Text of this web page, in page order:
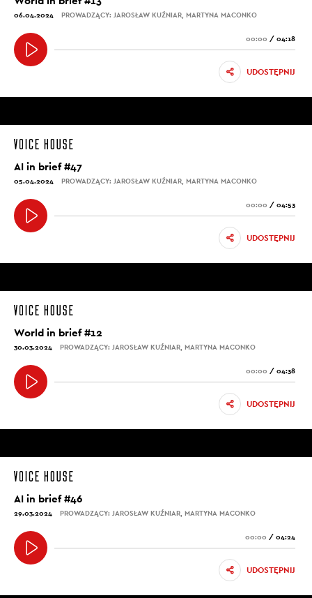
06.04.2024 PROWADZĄCY: JAROSŁAW KUŹNIAR, MARTYNA MACONKO
00:00 / 04:18
UDOSTĘPNIJ
AI in brief #47
05.04.2024 PROWADZĄCY: JAROSŁAW KUŹNIAR, MARTYNA MACONKO
00:00 / 04:53
UDOSTĘPNIJ
World in brief #12
30.03.2024 PROWADZĄCY: JAROSŁAW KUŹNIAR, MARTYNA MACONKO
00:00 / 04:38
UDOSTĘPNIJ
AI in brief #46
29.03.2024 PROWADZĄCY: JAROSŁAW KUŹNIAR, MARTYNA MACONKO
00:00 / 04:24
UDOSTĘPNIJ